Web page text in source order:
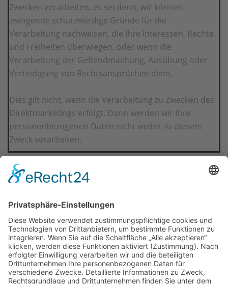
Zwecken verarbeiten, es sei denn, wir können
zwingende schutzwürdige Gründe für die
Verarbeitung nachweisen, die Ihre Interessen, Rechte
und Freiheiten überwiegen, oder wenn die
Verarbeitung der Geltendmachung, Ausübung oder
Verteidigung von Rechtsansprüchen dient.
Dies gilt nicht, wenn die Verarbeitung zu Zwecken des
Direktmarketings erfolgt. Dann werden wir Ihre
personenbezogenen Daten nicht weiter zu diesem
Zweck verarbeiten.
Impressum
Datenschutz